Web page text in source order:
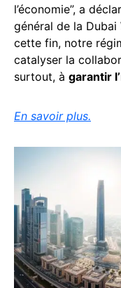
l’économie”, a
général de la Dubai
cette fin, notre
catalyser la
surtout, à garantir
En savoir plus.